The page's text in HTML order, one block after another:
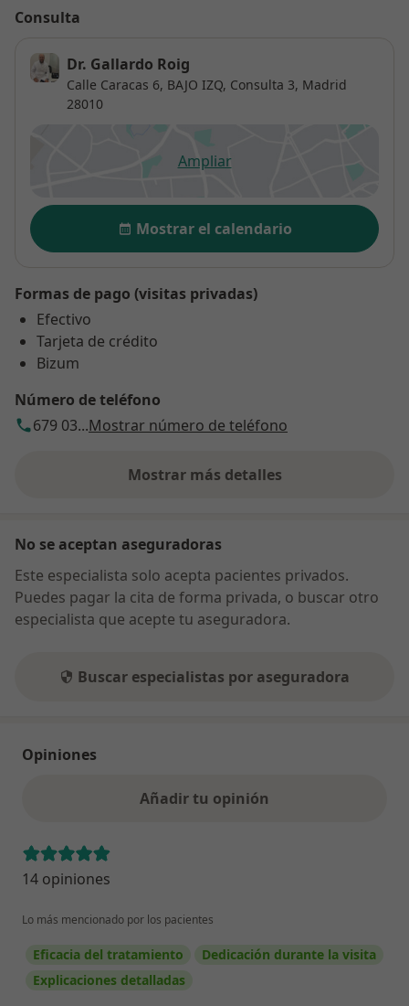
Consulta
Dr. Gallardo Roig
Calle Caracas 6, BAJO IZQ, Consulta 3, Madrid
28010
Ampliarse abre en una nueva
Disponibilidad
Mostrar el calendario
Formas de pago (visitas privadas)
Efectivo
Tarjeta de crédito
Bizum
Número de teléfono
679 03...Mostrar número de teléfono
Mostrar más detalles
sobre la dirección
No se aceptan aseguradoras
Este especialista solo acepta pacientes privados.
Puedes pagar la cita de forma privada, o buscar otro
especialista que acepte tu aseguradora.
Buscar especialistas por aseguradora
Opiniones
Añadir tu opinión
14 opiniones
Lo más mencionado por los pacientes
Eficacia del tratamiento
Dedicación durante la visita
Explicaciones detalladas